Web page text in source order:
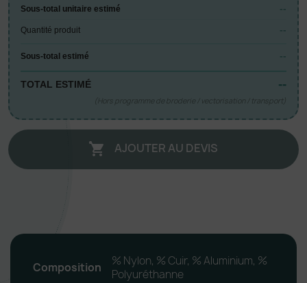
Sous-total unitaire estimé --
Quantité produit --
Sous-total estimé --
TOTAL ESTIMÉ --
(Hors programme de broderie / vectorisation / transport)
 AJOUTER AU DEVIS
Composition
% Nylon, % Cuir, % Aluminium, %
Polyuréthanne